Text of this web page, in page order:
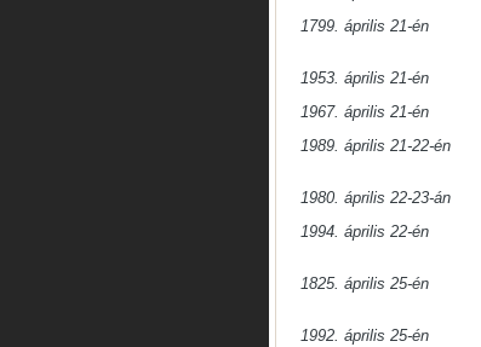
1799. április 21-én
1953. április 21-én
1967. április 21-én
1989. április 21-22-én
1980. április 22-23-án
1994. április 22-én
1825. április 25-én
1992. április 25-én